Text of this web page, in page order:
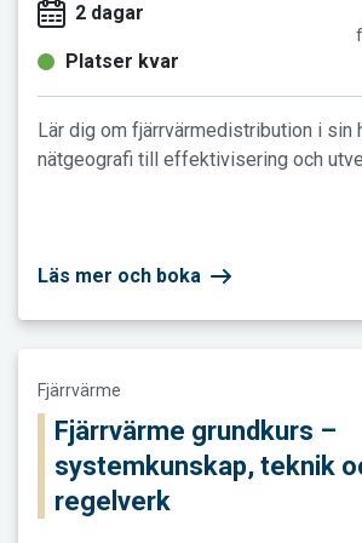
2 dagar
Platser kvar
Lär dig om fjärrvärmedistribution i sin
nätgeografi till effektivisering och
Läs mer och boka
Fjärrvärme
Fjärrvärme grundkurs –
systemkunskap, teknik
regelverk